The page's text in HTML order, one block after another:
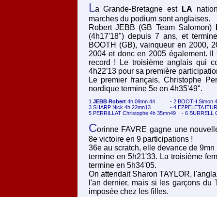
La Grande-Bretagne est LA
marches du podium sont anglaises.
Robert JEBB (GB Team Salomon)
(4h17'18") depuis 7 ans, et
BOOTH (GB), vainqueur en 2000,
2004 et donc en 2005 également.
record ! Le troisième anglais qui
4h22'13 pour sa première
Le premier français, Christophe
nordique termine 5e en 4h35'49".
1 JEBB Robert 4h 09mn 44 		- 2 BOOTH Simon 4h 11mn40
3 SHARP Nick 4h 22mn13 		- 4 EZPELETA ITURBE Zuhaitz 4h 26mn08
Corinne FAVRE gagne une
8e victoire en 9 participations !
36e au scratch, elle devance de
termine en 5h21'33. La troisième
termine en 5h34'05.
On attendait Sharon TAYLOR,
l'an dernier, mais si les garçons du
imposée chez les filles.